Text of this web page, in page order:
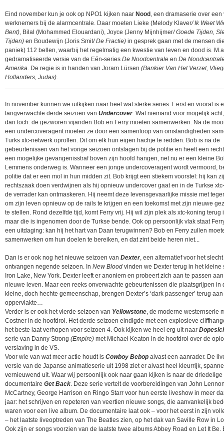
Eind november kun je ook op NPO1 kijken naar Nood , een dramaserie over een
werknemers bij de alarmcentrale. Daar moeten Lieke (Melody Klaver/ Ik Weet
Bent), Bilal (Mohammed Elouardani), Joyce (Jenny Mijnhijmer/ Goede Tijden,
Tijden) en Boudewijn (Joris Smit/ De Fractie) in gesprek gaan met de mensen
paniek) 112 bellen, waarbij het regelmatig een kwestie van leven en dood is.
gedramatiseerde versie van de Eén-series De Noodcentrale en De
Amerika. De regie is in handen van Joram Lürsen (Bankier Van Het Verzet,
Hollanders, Judas).
In november kunnen we uitkijken naar heel wat sterke series. Eerst en vooral is
langverwachte derde seizoen van Undercover. Wat niemand voor mogelijk
dan toch: de gezworen vijanden Bob en Ferry moeten samenwerken. Na de
een undercoveragent moeten ze door een samenloop van omstandigheden
Turks xtc-netwerk oprollen. Dit om elk hun eigen hachje te redden. Bob is na de
gebeurtenissen van het vorige seizoen ontslagen bij de politie en heeft een
een mogelijke gevangenisstraf boven zijn hoofd hangen, net nu er een kleine
Lemmens onderweg is. Wanneer een jonge undercoveragent wordt vermoord,
politie dat er een mol in hun midden zit. Bob krijgt een stiekem voorstel: hij kan
rechtszaak doen verdwijnen als hij opnieuw undercover gaat en in de Turkse
de verrader kan ontmaskeren. Hij neemt deze levensgevaarlijke missie met
om zijn leven opnieuw op de rails te krijgen en een toekomst met zijn nieuwe
te stellen. Rond dezelfde tijd, komt Ferry vrij. Hij wil zijn plek als xtc-koning terug
maar die is ingenomen door de Turkse bende. Ook op persoonlijk vlak staat
een uitdaging: kan hij het hart van Daan terugwinnen? Bob en Ferry zullen
samenwerken om hun doelen te bereiken, en dat zint beide heren niet...
Dan is er ook nog het nieuwe seizoen van Dexter, een alternatief voor het slecht
ontvangen negende seizoen. In New Blood vinden we Dexter terug in het kleine
Iron Lake, New York. Dexter leeft er anoniem en probeert zich aan te passen
nieuwe leven. Maar een reeks onverwachte gebeurtenissen die plaatsgrijpen in
kleine, doch hechte gemeenschap, brengen Dexter’s ‘dark passenger’ terug
oppervlakte…
Verder is er ook het vierde seizoen van Yellowstone, de moderne westernserie
Costner in de hoofdrol. Het derde seizoen eindigde met een explosieve
het beste laat verhopen voor seizoen 4. Ook kijken we heel erg uit naar
serie van Danny Strong (Empire) met Michael Keaton in de hoofdrol over de
verslaving in de VS.
Voor wie van wat meer actie houdt is Cowboy Bebop alvast een aanrader. De
versie van de Japanse animatieserie uit 1998 ziet er alvast heel kleurrijk,
vernieuwend uit. Waar wij persoonlijk ook naar gaan kijken is naar de driedelige
documentaire Get Back. Deze serie vertelt de voorbereidingen van John
McCartney, George Harrison en Ringo Starr voor hun eerste liveshow in meer
jaar: het schrijven en repeteren van veertien nieuwe songs, die aanvankelijk
waren voor een live album. De documentaire laat ook – voor het eerst in zijn
– het laatste liveoptreden van The Beatles zien, op het dak van Saville Row in
Ook zijn er songs voorzien van de laatste twee albums Abbey Road en Let It Be.